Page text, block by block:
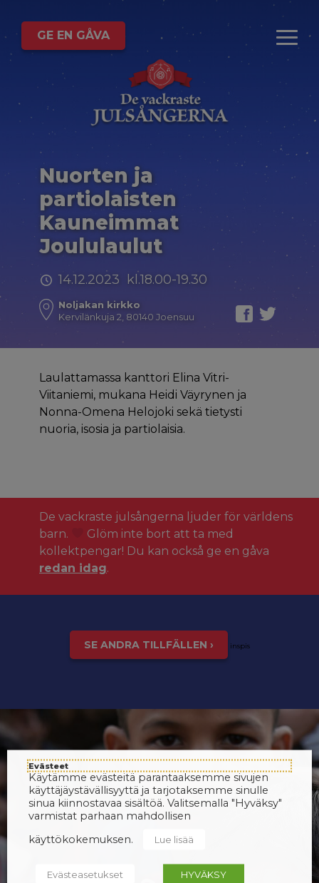
GE EN GÅVA
Nuorten ja
partiolaisten
Kauneimmat
Joululaulut
14.12.2023 kl.18.00-19.30
Noljakan kirkko
Kervilänkuja 2, 80140 Joensuu
Laulattamassa kanttori Elina Vitri-
Viitaniemi, mukana Heidi Väyrynen ja
Nonna-Omena Helojoki sekä tietysti
nuoria, isosia ja partiolaisia.
De vackraste julsångerna ljuder för världens
barn.
Glöm inte bort att ta med
kollektpengar! Du kan också ge en gåva
redan idag.
SE ANDRA TILLFÄLLEN › inspis
Evästeet
Käytämme evästeitä parantaaksemme sivujen
käyttäjäystävällisyyttä ja tarjotaksemme sinulle
sinua kiinnostavaa sisältöä. Valitsemalla "Hyväksy"
varmistat parhaan mahdollisen
käyttökokemuksen.
Lue lisää
Evästeasetukset HYVÄKSY